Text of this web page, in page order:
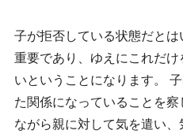
子が拒否している状態だとは
重要であり、ゆえにこれだ
いということになります。
た関係になっていることを
ながら親に対して気を遣い